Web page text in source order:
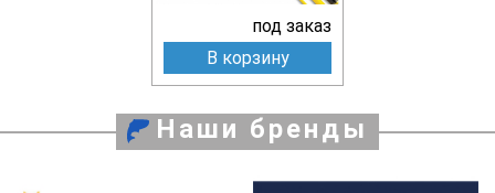
под заказ
В корзину
Наши бренды